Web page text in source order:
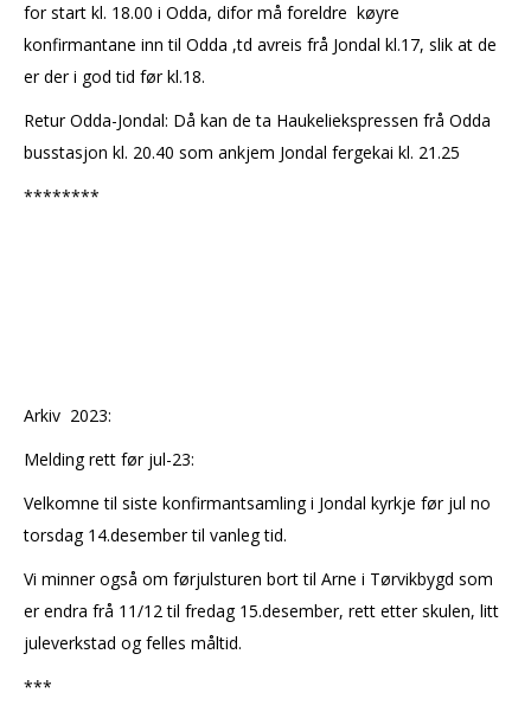
for start kl. 18.00 i Odda, difor må foreldre køyre
konfirmantane inn til Odda ,td avreis frå Jondal kl.17, slik at de
er der i god tid før kl.18.
Retur Odda-Jondal: Då kan de ta Haukeliekspressen frå Odda
busstasjon kl. 20.40 som ankjem Jondal fergekai kl. 21.25
********
Arkiv 2023:
Melding rett før jul-23:
Velkomne til siste konfirmantsamling i Jondal kyrkje før jul no
torsdag 14.desember til vanleg tid.
Vi minner også om førjulsturen bort til Arne i Tørvikbygd som
er endra frå 11/12 til fredag 15.desember, rett etter skulen, litt
juleverkstad og felles måltid.
***